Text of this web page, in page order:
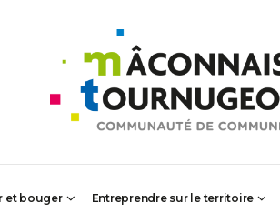
et bouger Entreprendre sur le territoire